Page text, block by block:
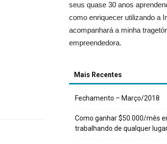
seus quase 30 anos
como enriquecer utilizando a
acompanhará a minha
empreendedora.
Mais Recentes
Fechamento – Março/2018
Como ganhar $50.000/mês
trabalhando de qualquer